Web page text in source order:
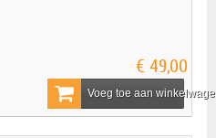
€ 49,00
Voeg toe aan